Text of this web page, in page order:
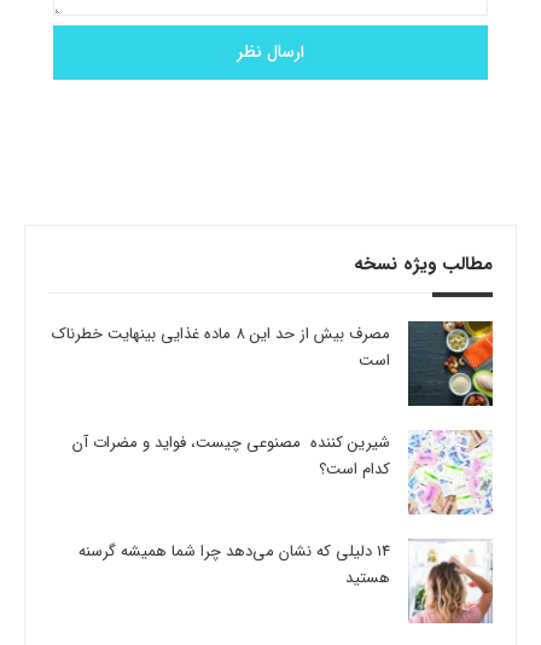
مطالب ویژه نسخه
مصرف بیش از حد این 8 ماده غذایی بینهایت خطرناک
است
شیرین کننده مصنوعی چیست، فواید و مضرات آن
کدام است؟
14 دلیلی که نشان می‌دهد چرا شما همیشه گرسنه
هستید